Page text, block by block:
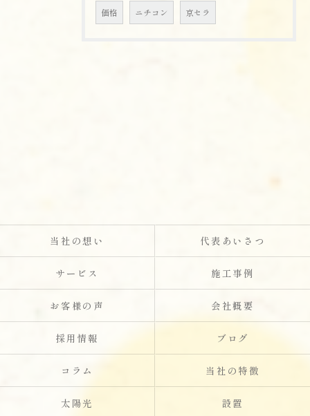
価格 ニチコン 京セラ
当社の想い 代表あいさつ
サービス 施工事例
お客様の声 会社概要
採用情報 ブログ
コラム 当社の特徴
太陽光 設置